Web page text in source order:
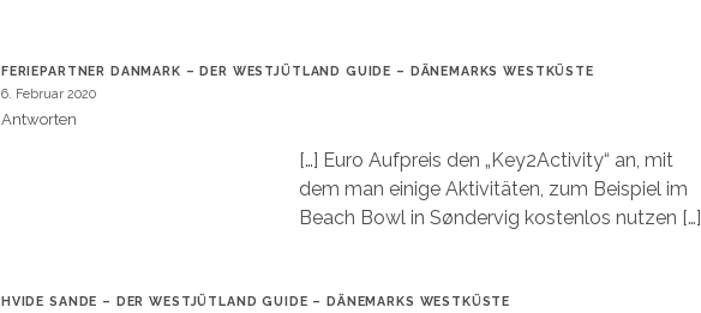
FERIEPARTNER DANMARK – DER WESTJÜTLAND GUIDE – DÄNEMARKS WESTKÜSTE
6. Februar 2020
Antworten
[…] Euro Aufpreis den „Key2Activity“ an, mit
dem man einige Aktivitäten, zum Beispiel im
Beach Bowl in Søndervig kostenlos nutzen […]
HVIDE SANDE – DER WESTJÜTLAND GUIDE – DÄNEMARKS WESTKÜSTE